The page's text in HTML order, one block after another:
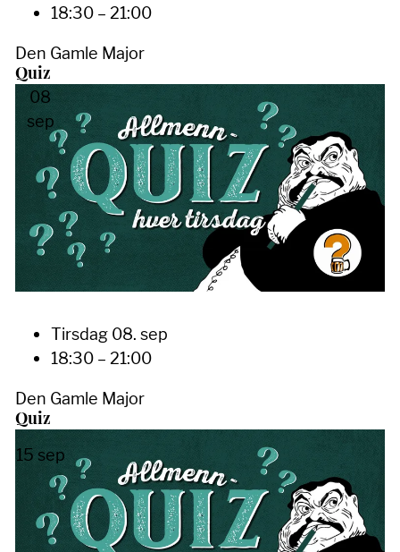
18:30 – 21:00
Den Gamle Major
Quiz
08
sep
Tirsdag 08. sep
18:30 – 21:00
Den Gamle Major
Quiz
15 sep